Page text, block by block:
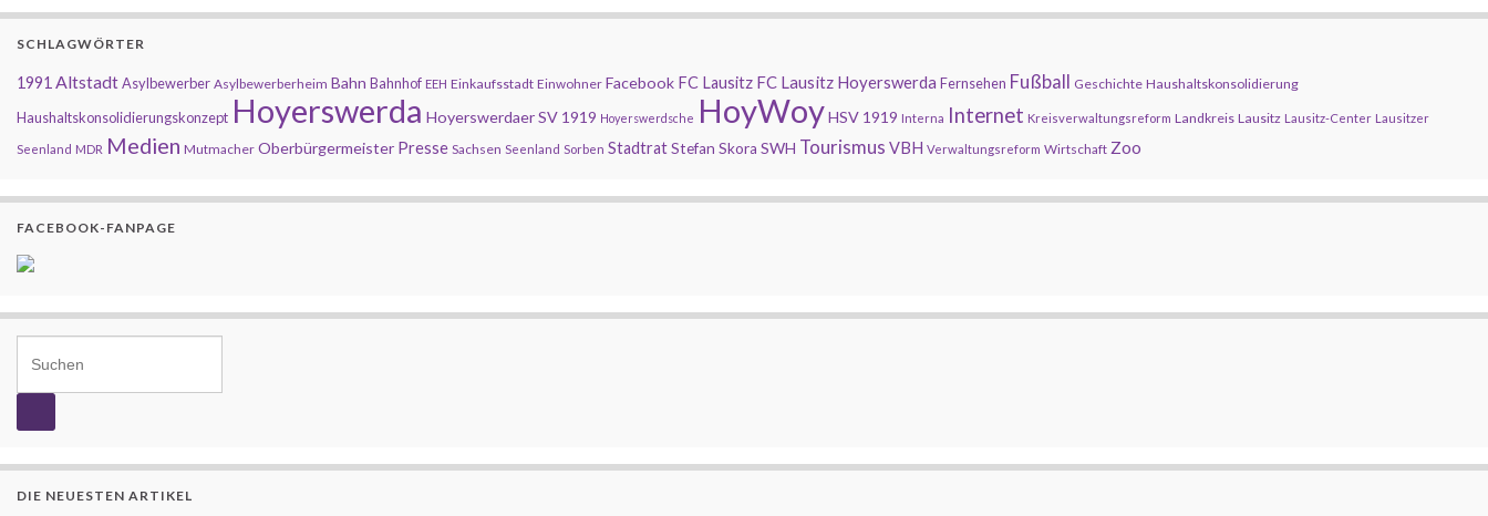
SCHLAGWÖRTER
1991 AltstadtAsylbewerber Asylbewerberheim Bahn Bahnhof EEH Einkaufsstadt Einwohner Facebook FC Lausitz FC Lausitz Hoyerswerda Fernsehen Fußball Geschichte Haushaltskonsolidierung
Haushaltskonsolidierungskonzept Hoyerswerda Hoyerswerdaer SV 1919 Hoyerswerdsche HoyWoyHSV 1919 Interna Internet Kreisverwaltungsreform Landkreis Lausitz Lausitz-Center Lausitzer
Seenland MDR Medien Mutmacher Oberbürgermeister Presse Sachsen Seenland Sorben StadtratStefan Skora SWH Tourismus VBH Verwaltungsreform Wirtschaft Zoo
FACEBOOK-FANPAGE
DIE NEUESTEN ARTIKEL